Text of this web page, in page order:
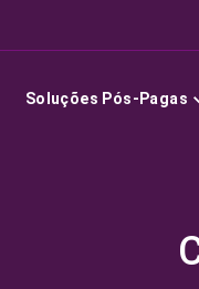
Soluções Pós-Pagas